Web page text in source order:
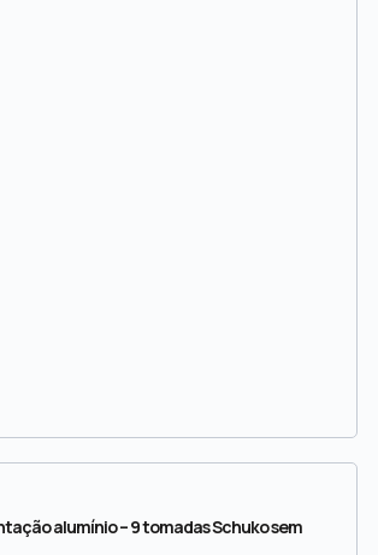
alumínio – 9 tomadas Schuko sem